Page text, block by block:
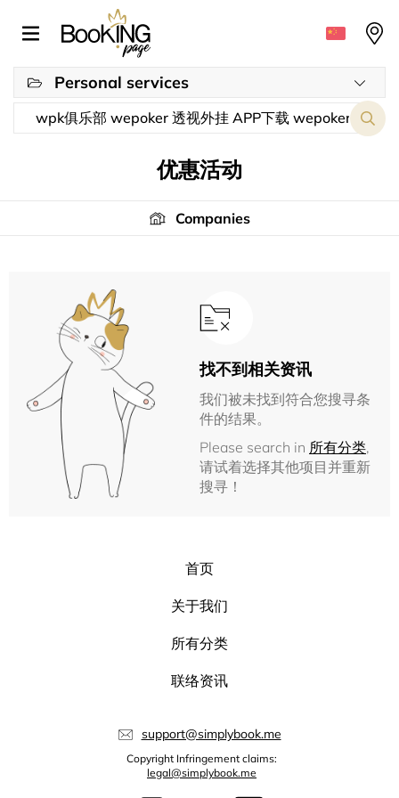
Personal services
优惠活动
Companies
找不到相关资讯
我们被未找到符合您搜寻条
件的结果。
Please search in 所有分类,
请试着选择其他项目并重新
搜寻！
首页
关于我们
所有分类
联络资讯
support@simplybook.me
Copyright Infringement claims:
legal@simplybook.me